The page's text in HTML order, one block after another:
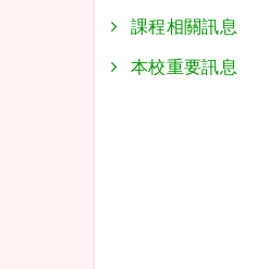
課程相關訊息
本校重要訊息